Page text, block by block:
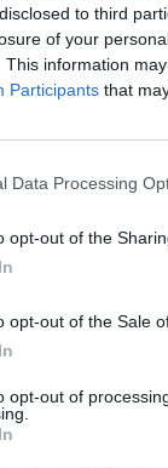
to third
of your
This information
Participants that
Data Processing
opt-out of the
opt-out of the Sale
opt-out of
nieuws in
dag Feyenoord
na
Ajax-moment
waarom blijft